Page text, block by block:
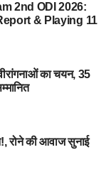
2nd ODI 2026:
& Playing 11
का चयन, 35
रोने की आवाज सुनाई